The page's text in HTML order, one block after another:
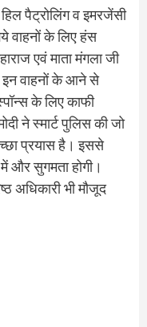
पैट्रोलिंग व इमरजेंसी
वाहनों के लिए हंस
एवं माता मंगला जी
इन वाहनों के आने से
के लिए काफी
ने स्मार्ट पुलिस की जो
प्रयास है। इससे
और सुगमता होगी।
अधिकारी भी मौजूद